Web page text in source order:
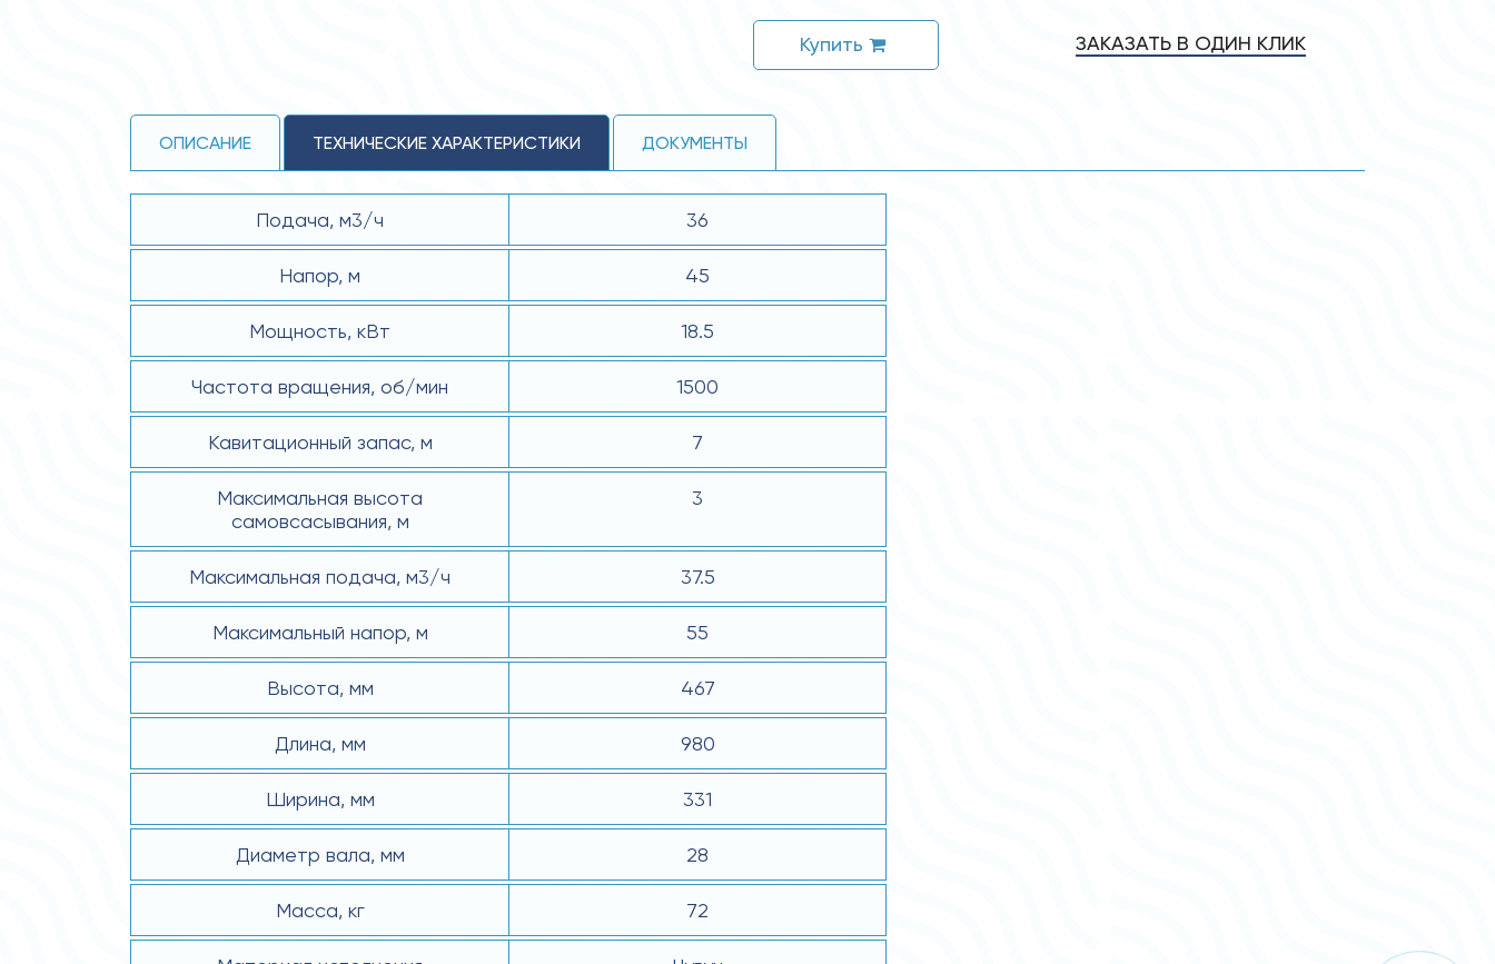
Купить ЗАКАЗАТЬ В ОДИН КЛИК
ОПИСАНИЕ ТЕХНИЧЕСКИЕ ХАРАКТЕРИСТИКИ ДОКУМЕНТЫ
Подача, м3/ч 36
Напор, м 45
Мощность, кВт 18.5
Частота вращения, об/мин 1500
Кавитационный запас, м 7
Максимальная высота
самовсасывания, м
3
Максимальная подача, м3/ч 37.5
Максимальный напор, м 55
Высота, мм 467
Длина, мм 980
Ширина, мм 331
Диаметр вала, мм 28
Масса, кг 72